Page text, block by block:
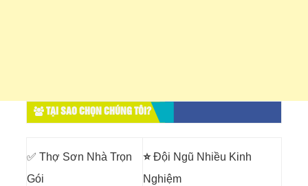
TẠI SAO CHỌN CHÚNG TÔI?
✅ Thợ Sơn Nhà Trọn
Gói
⭐Đội Ngũ Nhiều Kinh
Nghiệm